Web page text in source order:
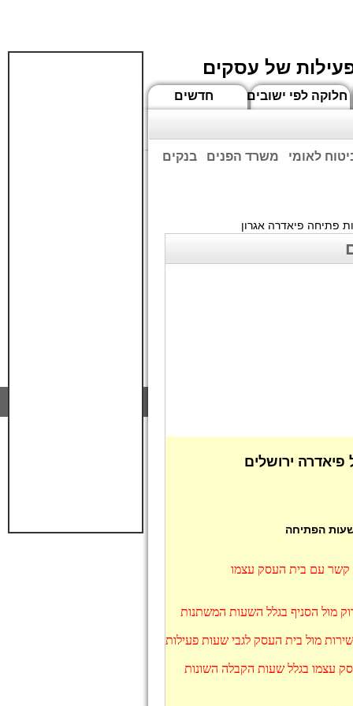
של עסקים
חדשים חלוקה לפי ישובים
בנקים משרד הפנים לאומי
פתיחה פיאדרה אגרון
ירושלים
הפתיחה
קשר עם בית העסק עצמו
מול הסניף בגלל השעות המשתנות
מול בית העסק לגבי שעות פעילות
עצמו בגלל שעות הקבלה השונות